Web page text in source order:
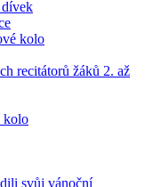
kolo
recitátorů žáků 2. až
kolo
svůj vánoční